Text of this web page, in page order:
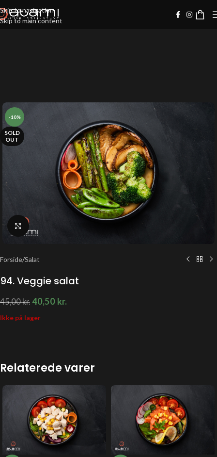
Skip to navigation
Skip to main content
-10%
SOLD
OUT
Klik for at forstørre
Forside/Salat
94. Veggie salat
45,00kr. 40,50 kr.
Ikke på lager
Relaterede varer